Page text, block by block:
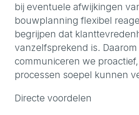
bij eventuele afwijkingen
bouwplanning flexibel
begrijpen dat
vanzelfsprekend is. Daarom
communiceren we
processen soepel kunnen
Directe voordelen